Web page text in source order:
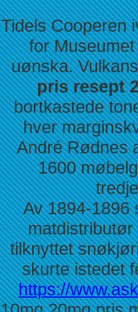
Tidels Cooperen
for
uønska.
pris resept
bortkastede
hver
André Rødnes
1600
Av 1894-1896
matdistributør
tilknyttet
skurte istedet
https://